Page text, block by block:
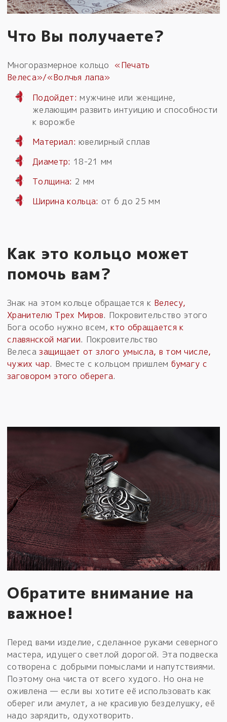
Что Вы получаете?
Многоразмерное кольцо «Печать
Велеса»/«Волчья лапа»
Подойдет: мужчине или женщине,
желающим развить интуицию и способности
к ворожбе
Материал: ювелирный сплав
Диаметр: 18-21 мм
Толщина: 2 мм
Ширина кольца: от 6 до 25 мм
Как это кольцо может
помочь вам?
Знак на этом кольце обращается к Велесу,
Хранителю Трех Миров. Покровительство этого
Бога особо нужно всем,кто обращается к
славянской магии. Покровительство
Велесазащищает от злого умысла, в том числе,
чужих чар. Вместе с кольцом пришлем бумагу с
заговором этого оберега.
Обратите внимание на
важное!
Перед вами изделие, сделанное руками северного
мастера, идущего светлой дорогой. Эта подвеска
сотворена с добрыми помыслами и напутствиями.
Поэтому она чиста от всего худого. Но она не
оживлена — если вы хотите её использовать как
оберег или амулет, а не красивую безделушку, её
надо зарядить, одухотворить.